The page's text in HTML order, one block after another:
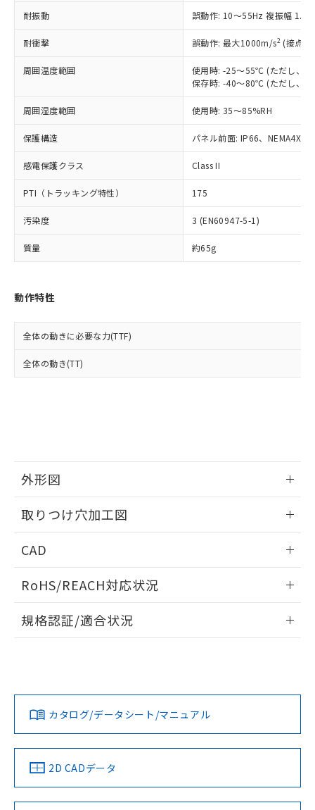
耐振動 誤動作: 10～55Hz 複振幅
耐衝撃 誤動作: 最大1000m/s2 (接点
周囲温度範囲
使用時: -25～55℃ (ただし、氷
保存時: -40～80℃ (ただし、氷
周囲湿度範囲 使用時: 35～85%RH
保護構造 パネル前面: IP66、NEMA4X,
感電保護クラス Class II
PTI（トラッキング特性） 175
汚染度 3 (EN60947-5-1)
質量 約65g
動作特性
全体の動きに必要な力(TTF)
全体の動き(TT)
外形図
取りつけ穴加工図
CAD
ドすることができます。
ログイン/会員登録
ダウンロードデータをご利用いただく前に、以下を必ずお読
みください。
ソフトウェアの使用条件
RoHS/REACH対応状況
EU RoHS 注意事項・凡例
対応済み
中国 RoHS 注意事項・凡例
規格認証/適合状況
カタログ/データシート/マニュアル
2D CADデータ
記載している更新日時点での社内デー
タに基づき作成されるものであり、閲
覧された時点での実際の在庫および標
準価格とは異なる場合があることをご
正式な納期状況および標準価格はお客
様のお取引先、またはお客様担当のオ
ムロン制御機器販売店・当社販売員に
オムロン制御機器販売店や当社販売拠
販売ネットワーク
」をご確認
ください。
在庫状況および標準価格結果を当社の
事前の承諾なく第三者に漏洩または開
示しないようお願いします。
マイパーツ機能（部品リスト作成サー
ビス）をご利用いただくには、I-Web
メンバーズにご登録されている必要が
および当社の共同利用者が、当社の製
品・サービスに関するお客様との取
をご了承ください。
※当社の共同利用者とは、"個人情報
鉛(Pb) 1000ppm以下、 水銀(Hg) 1000ppm以下、 カド
六価クロム(Cr(Ⅵ)) 1000ppm以下、ポリ臭化ビフェニル
類(PBB) 1000ppm以下、ポリ臭化ジフェニルエーテル類
(PBDE) 1000ppm以下、フタル酸ビス(2-エチルヘキシ
ル) (DEHP)(別名：DOP) 1000ppm以下、フタル酸ブチ
ルベンジル（BBP） 1000ppm以下、フタル酸ジブチル
（DBP） 1000ppm以下、フタル酸ジイソブチル
(DIBP) 1000ppm以下
但し、RoHS指令で産業用監視および制御機器に対する
適用除外項目は除く。
フタル酸エステル類の４物質については閾値を超える意
図的な使用がないことを確認しています。
※2 対応予定月
部品在庫の切り替え状況などにより、予定
月が前後することがあります。
下記の非含有証明書をダウンロードするこ
とができます。
EU RoHS指令（10物質）の非含有証明書
物質の対応では、対応完了までの期間は出
荷製品に未対応品が混在することから備考
既に当社にて対応品への在庫切替を完了
していることから、特段のことがない限
り、2022年1月12日より割愛しておりま
*中国RoHS10物質の基準値 (GB/T26572)：
Pb(鉛) :1000ppm、 Hg(水銀) : 1000ppm、 Cd(カドミウ
Cr(Ⅵ)(六価クロム) : 1000ppm、 PBBs(ポリ臭化ビフェ
ニル類) : 1000ppm、 PBDEs(ポリ臭化ジフェニルエーテ
ル) : 1000ppm、
DEHP(フタル酸ビス(2-エチルヘキシル)) : 1000ppm
※2 環境保護使用期限
「ｅ」：有害物質（10物質）のすべてが基
準値以下であることを示します。
「10」：通常の使用状況下において有害物
質が外部に漏えいし、環境に深刻な影響を
及ぼさない年数を意味します。
（以下｢規制貨物等」という）を輸出
または国外への提供する場合は、日本
国政府の輸出許可(または役務取引許
可)を取得するなどの必要な手続きを
当社は規制貨物を破棄する場合は、完
全に破砕するなど、違法に輸出されな
いよう必要な手段を講じます。
当社は貴社製品を、核兵器、ミサイ
ル、化学兵器、生物兵器またはその他
武器並びにこれらの製造装置等に一切
使用いたしません。
当社は、貴社製品を第三者に販売する
場合は、上記1、2および3の内容を当
該第三者に通知します。また当社は、
販売先および販売に係わる関係者が違
法に輸出するおそれがある場合は、取
り引きをいたしません。
○ 一定数以上の在庫あり
△ 一定数には満たないが在庫あり
在庫なし(最新の在庫状況につ
いては、お客様のお取引先、ま
たはお客様担当のオムロン制御
機器販売店・当社販売員にご確
認ください)
受注生産機種、また在庫状況の
情報を公開していない機種